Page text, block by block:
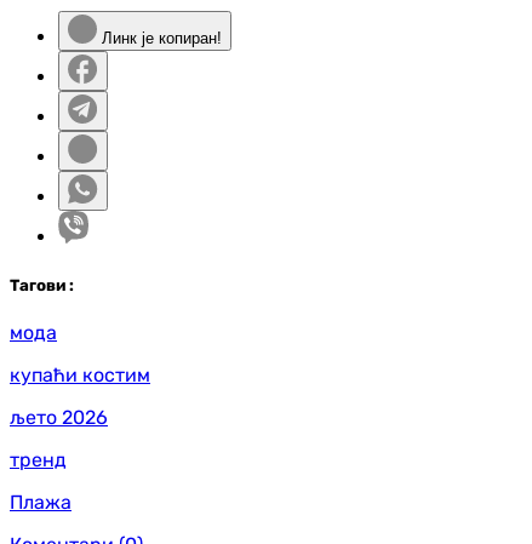
Линк је копиран!
Тагови :
мода
купаћи костим
љето 2026
тренд
Плажа